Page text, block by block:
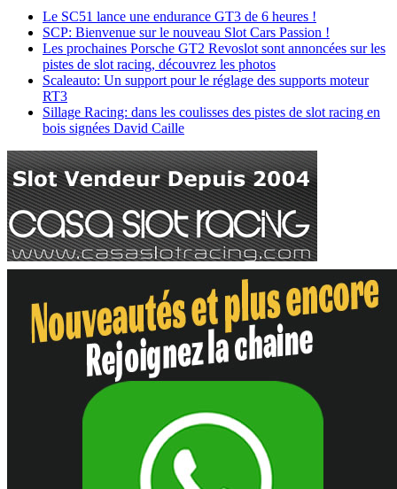
Le SC51 lance une endurance GT3 de 6 heures !
SCP: Bienvenue sur le nouveau Slot Cars Passion !
Les prochaines Porsche GT2 Revoslot sont annoncées sur les
pistes de slot racing, découvrez les photos
Scaleauto: Un support pour le réglage des supports moteur
RT3
Sillage Racing: dans les coulisses des pistes de slot racing en
bois signées David Caille